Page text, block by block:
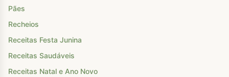
Pães
Recheios
Receitas Festa Junina
Receitas Saudáveis
Receitas Natal e Ano Novo